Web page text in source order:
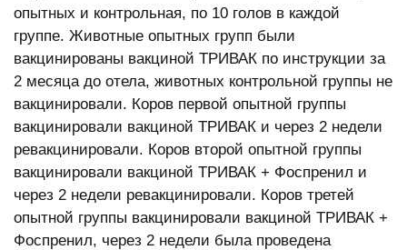
опытных и контрольная, по 10 голов в каждой
группе. Животные опытных групп были
вакцинированы вакциной ТРИВАК по инструкции за
2 месяца до отела, животных контрольной группы не
вакцинировали. Коров первой опытной группы
вакцинировали вакциной ТРИВАК и через 2 недели
ревакцинировали. Коров второй опытной группы
вакцинировали вакциной ТРИВАК + Фоспренил и
через 2 недели ревакцинировали. Коров третей
опытной группы вакцинировали вакциной ТРИВАК +
Фоспренил, через 2 недели была проведена